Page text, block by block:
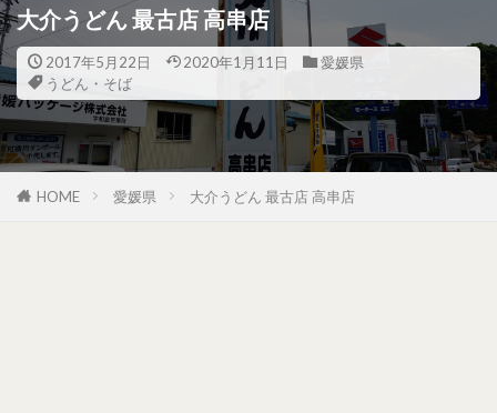
大介うどん 最古店 高串店
2017年5月22日 2020年1月11日
愛媛県
うどん・そば
HOME 愛媛県 大介うどん 最古店 高串店